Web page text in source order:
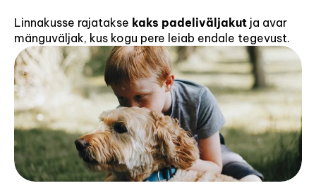
Linnakusse rajatakse kaks padeliväljakut ja avar
mänguväljak, kus kogu pere leiab endale tegevust.